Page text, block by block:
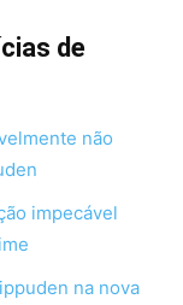
de
não
impecável
na nova